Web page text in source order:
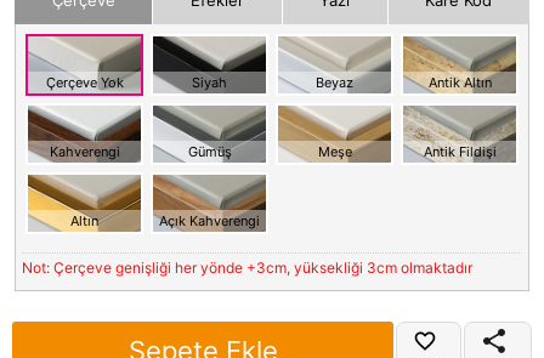
Çerçeve Yok Siyah Beyaz Antik Altın
Kahverengi Gümüş Meşe Antik Fildişi
Altın Açık Kahverengi
Not: Çerçeve genişliği her yönde +3cm, yüksekliği 3cm olmaktadır
Sepete Ekle